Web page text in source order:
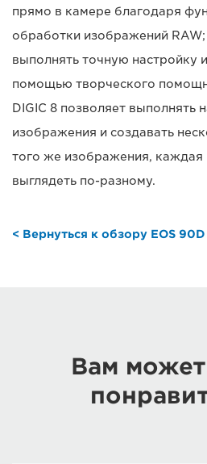
прямо в камере благодаря
обработки изображений
выполнять точную настройку
помощью творческого
DIGIC 8 позволяет выполнять
изображения и создавать
того же изображения, каждая
выглядеть по-разному.
< Вернуться к обзору EOS 90D
Вам